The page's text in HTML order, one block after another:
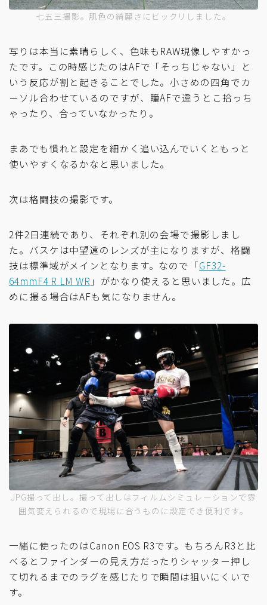
七五三撮影。肌色の綺麗さにビックリしました。
写りは本当に素晴らしく、色味もRAW現像しやすかっ
たです。この時感じたのはAFで「そっちじゃない」と
いう反応が割と起きることでした。小さめの四角でカ
ーソル合わせているのですが、瞳AFで違うとこ拾っち
ゃったり、合っていなかったり。
まあでも慣れと設定を細かく追い込んでいくともっと
使いやすくなるかなと思いました。
次は格闘技の撮影です。
2件2日連続であり、それぞれ別の会場で撮影しまし
た。バスケは中望遠のレンズが主になりますが、格闘
技は標準域がメインとなります。なので「GF32-
64mmF4 R LM WR 」がかなり使えると思いました。広
めに撮る場合はAFも気になりません。
JPG撮って出し。撮って出しはフィルムシミュレーションで雰
囲気変えられるので現場に合うものに設定でき便利です。
一緒に使ったのはCanon EOS R3です。もちろんR3と比
べるとファインダーの見え方だったりシャッター押し
て切れるまでのラグを感じたりで瞬間は狙いにくいで
す。